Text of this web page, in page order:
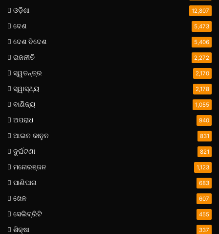
ଓଡ଼ିଶା 12,807
ଦେଶ 5,473
ଦେଶ ବିଦେଶ 5,406
ରାଜନୀତି 2,272
ସ୍ୱତନ୍ତ୍ର 2,170
ସ୍ୱାସ୍ଥ୍ୟ 2,178
ବାଣିଜ୍ୟ 1,055
ଅପରାଧ 940
ଆଇନ କାନୁନ 831
ଦୁର୍ଘଟଣା 821
ମନୋରଞ୍ଜନ 1,123
ପାଣିପାଗ 683
ଖେଳ 607
ସେଲିବ୍ରିଟି 455
ଶିକ୍ଷା 337